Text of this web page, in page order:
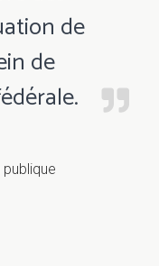
de
de